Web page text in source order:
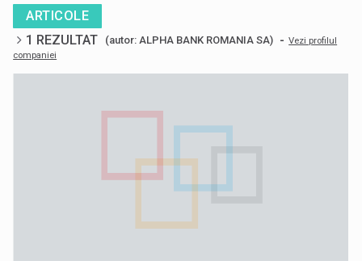
ARTICOLE
1 REZULTAT
(autor: ALPHA BANK ROMANIA SA) - Vezi profilul
companiei